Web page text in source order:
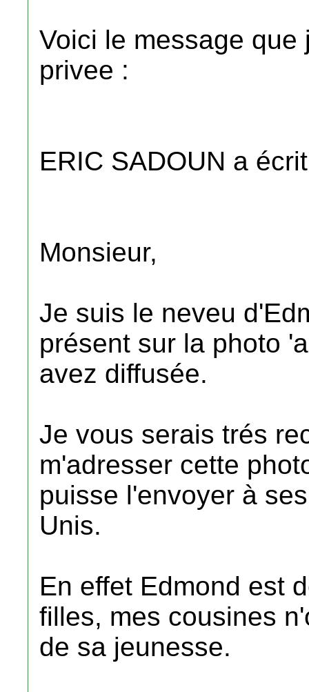
Voici le message
privee :
ERIC SADOUN a
Monsieur,
Je suis le neveu
présent sur la photo
avez diffusée.
Je vous serais trés
m'adresser cette
puisse l'envoyer à
Unis.
En effet Edmond est
filles, mes cousines
de sa jeunesse.